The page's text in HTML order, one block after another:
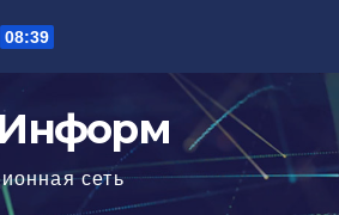
08:39
сеть